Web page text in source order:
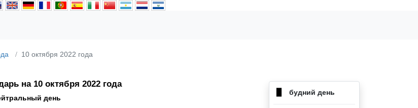
10 октября 2022 года
на 10 октября 2022 года
день
будний день